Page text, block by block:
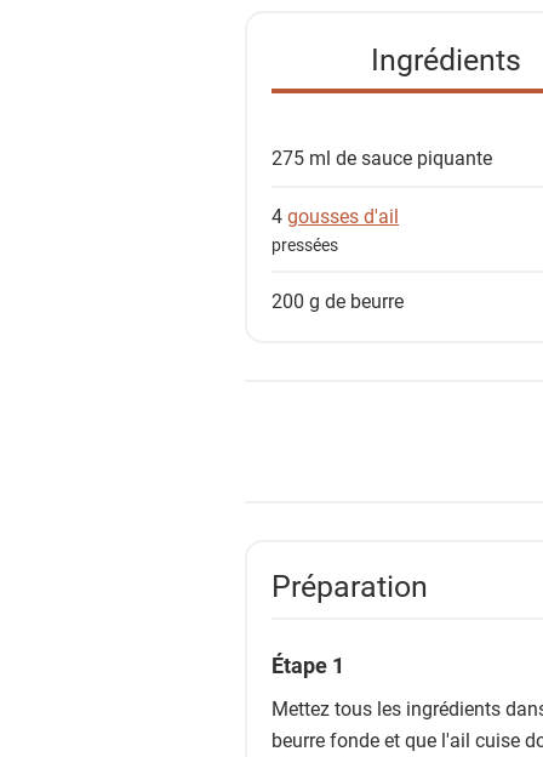
Ingrédients
275 ml desauce piquante
4gousses d'ail
pressées
200 g de beurre
Préparation
Étape 1
Mettez tous les ingrédients
beurre fonde et que l'ail cuise